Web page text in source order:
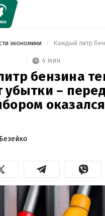
экономики
4 мин
бензина
убытки – перед
оказался